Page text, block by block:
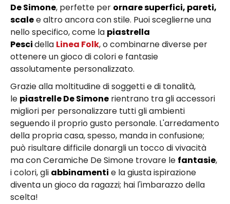
De Simone, perfette per ornare superfici, pareti,
scalee altro ancora con stile. Puoi sceglierne una
nello specifico, come la piastrella
Pescidella Linea Folk, o combinarne diverse per
ottenere un gioco di colori e fantasie
assolutamente personalizzato.
Grazie alla moltitudine di soggetti e di tonalità,
le piastrelle De Simone rientrano tra gli accessori
migliori per personalizzare tutti gli ambienti
seguendo il proprio gusto personale. L'arredamento
della propria casa, spesso, manda in confusione;
può risultare difficile donargli un tocco di vivacità
ma con Ceramiche De Simone trovare le fantasie,
i colori, gli abbinamenti e la giusta ispirazione
diventa un gioco da ragazzi; hai l'imbarazzo della
scelta!